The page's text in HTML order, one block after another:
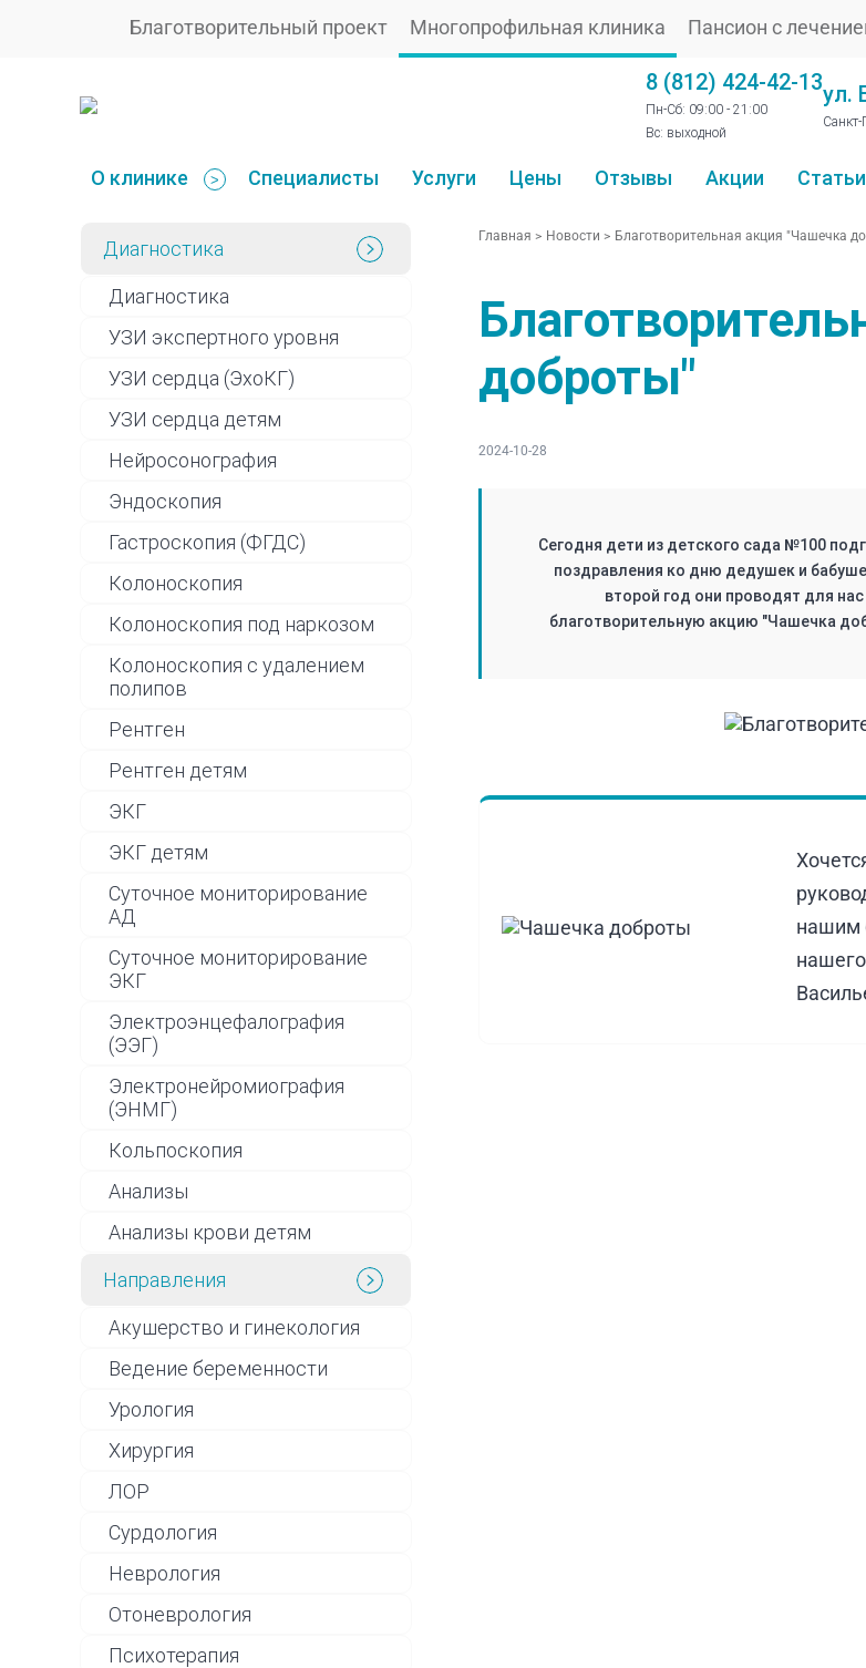
Благотворительный проект Многопрофильная клиника Пансион с
8 (812) 424-42-13
Пн-Сб: 09:00 - 21:00
Вс: выходной
ул.
Санкт-
О клинике > Специалисты Услуги Цены Отзывы Акции Статьи
Диагностика
Диагностика
УЗИ экспертного уровня
УЗИ сердца (ЭхоКГ)
УЗИ сердца детям
Нейросонография
Эндоскопия
Гастроскопия (ФГДС)
Колоноскопия
Колоноскопия под наркозом
Колоноскопия с удалением
полипов
Рентген
Рентген детям
ЭКГ
ЭКГ детям
Суточное мониторирование
АД
Суточное мониторирование
ЭКГ
Электроэнцефалография
(ЭЭГ)
Электронейромиография
(ЭНМГ)
Кольпоскопия
Анализы
Анализы крови детям
Направления
Акушерство и гинекология
Ведение беременности
Урология
Хирургия
ЛОР
Сурдология
Неврология
Отоневрология
Психотерапия
Главная > Новости > Благотворительная акция "Чашечка
доброты"
2024-10-28
Сегодня дети из детского сада №100
поздравления ко дню дедушек и
второй год они проводят для нас
благотворительную акцию "Чашечка
нашим